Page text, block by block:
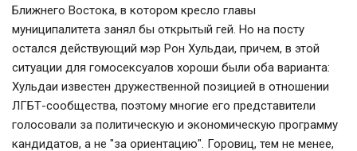
Ближнего Востока, в котором кресло главы
муниципалитета занял бы открытый гей. Но на посту
остался действующий мэр Рон Хульдаи, причем, в этой
ситуации для гомосексуалов хороши были оба варианта:
Хульдаи известен дружественной позицией в отношении
ЛГБТ-сообщества, поэтому многие его представители
голосовали за политическую и экономическую программу
кандидатов, а не "за ориентацию". Горовиц, тем не менее,